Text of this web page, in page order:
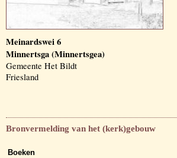
Meinardswei 6
Minnertsga (Minnertsgea)
Gemeente Het Bildt
Friesland
Bronvermelding van het (kerk)gebouw
Boeken